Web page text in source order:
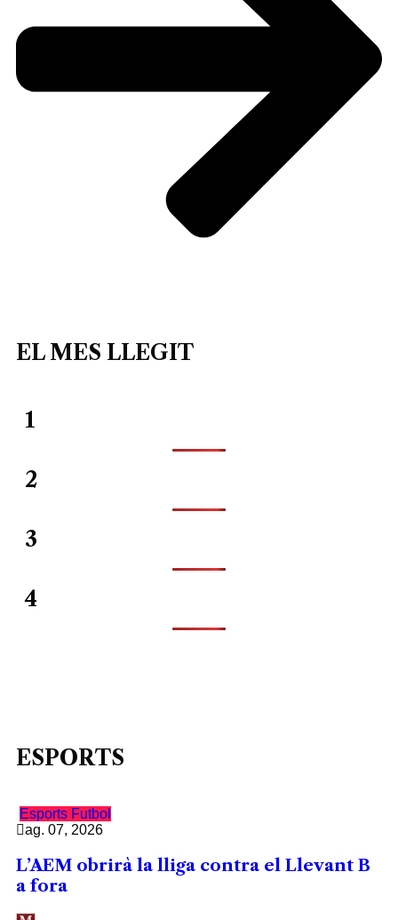
EL MES LLEGIT
1
2
3
4
ESPORTS
Esports Futbol
ag. 07, 2026
L’AEM obrirà la lliga contra el Llevant B
a fora